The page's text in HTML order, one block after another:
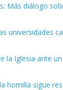
Más diálogo
universidades
la Iglesia ante
homilía sigue